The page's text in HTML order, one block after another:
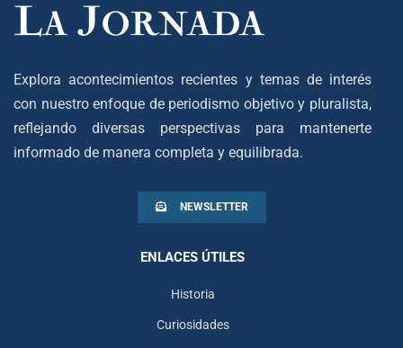
Explora acontecimientos recientes y temas de interés
con nuestro enfoque de periodismo objetivo y pluralista,
reflejando diversas perspectivas para mantenerte
informado de manera completa y equilibrada.
NEWSLETTER
ENLACES ÚTILES
Historia
Curiosidades